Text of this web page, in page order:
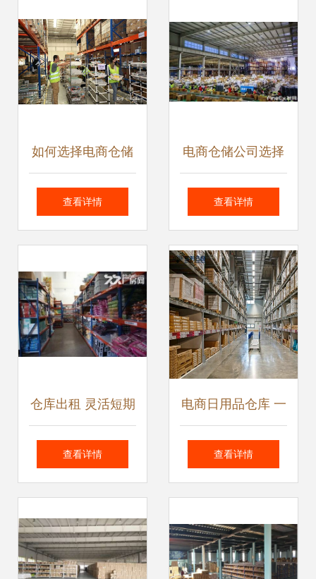
如何选择电商仓储
服务及推荐公司
查看详情
电商仓储公司选择
指南与仓储配送行
进出口代理要点
查看详情
仓库出租 灵活短期
租赁，助力淘宝服
送与进出口代理
查看详情
电商日用品仓库 一
站式仓储、包装与
查看详情